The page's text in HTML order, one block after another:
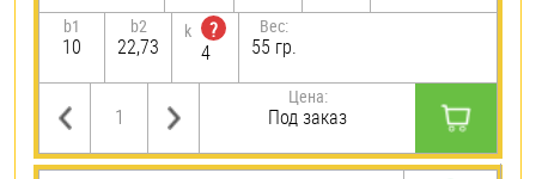
b1
10
b2
22,73
k
?
4
Вес:
55 гр.
Цена:
Под заказ